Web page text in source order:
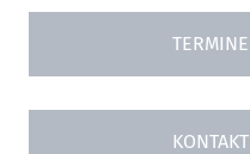
TERMINE
KONTAKT